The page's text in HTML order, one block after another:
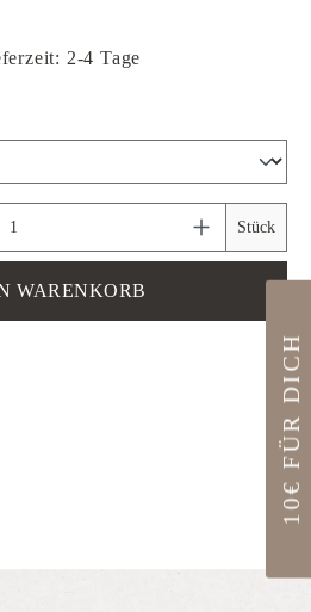
2-4 Tage
den gewünschten Wert
Stück
WARENKORB
10€ FÜR DICH